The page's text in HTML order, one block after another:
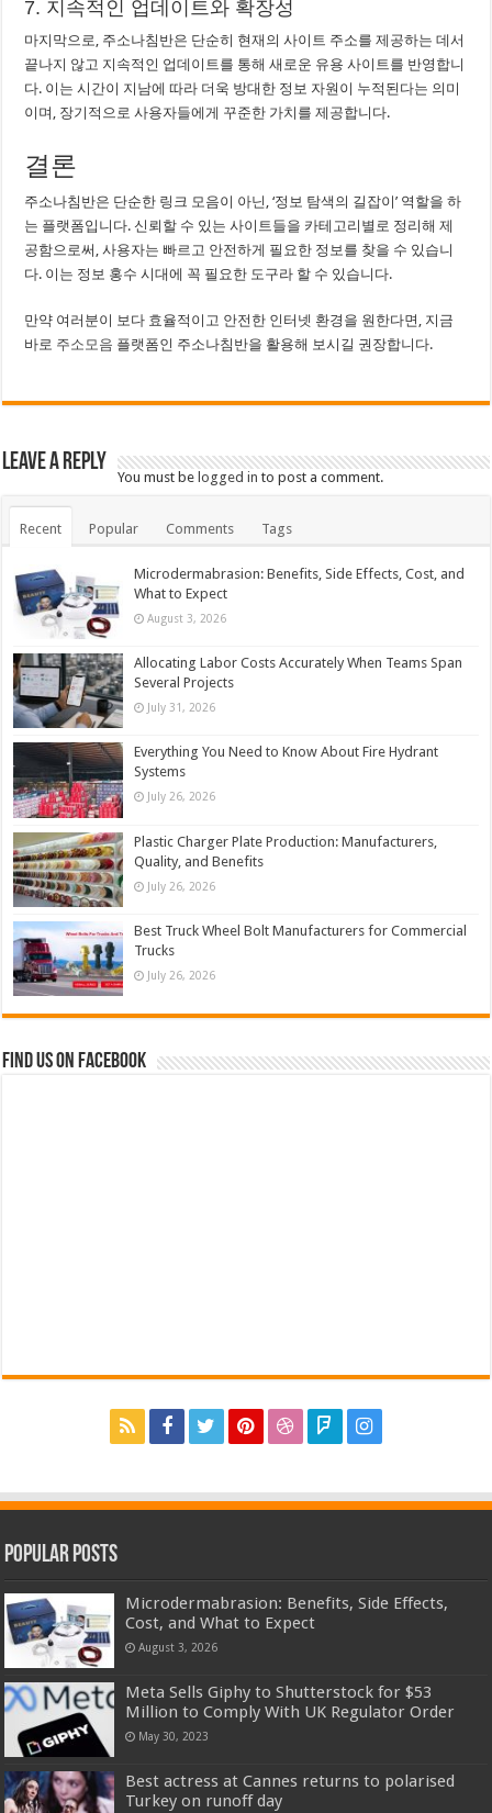
7. 지속적인 업데이트와 확장성
마지막으로, 주소나침반은 단순히 현재의 사이트 주소를 제공하는 데서
끝나지 않고 지속적인 업데이트를 통해 새로운 유용 사이트를 반영합니
다. 이는 시간이 지남에 따라 더욱 방대한 정보 자원이 누적된다는 의미
이며, 장기적으로 사용자들에게 꾸준한 가치를 제공합니다.
결론
주소나침반은 단순한 링크 모음이 아닌, ‘정보 탐색의 길잡이’ 역할을 하
는 플랫폼입니다. 신뢰할 수 있는 사이트들을 카테고리별로 정리해 제
공함으로써, 사용자는 빠르고 안전하게 필요한 정보를 찾을 수 있습니
다. 이는 정보 홍수 시대에 꼭 필요한 도구라 할 수 있습니다.
만약 여러분이 보다 효율적이고 안전한 인터넷 환경을 원한다면, 지금
바로 주소모음 플랫폼인 주소나침반을 활용해 보시길 권장합니다.
Leave a Reply
You must be logged in to post a comment.
Recent Popular Comments Tags
Microdermabrasion: Benefits, Side Effects, Cost, and
What to Expect
August 3, 2026
Allocating Labor Costs Accurately When Teams Span
Several Projects
July 31, 2026
Everything You Need to Know About Fire Hydrant
Systems
July 26, 2026
Plastic Charger Plate Production: Manufacturers,
Quality, and Benefits
July 26, 2026
Best Truck Wheel Bolt Manufacturers for Commercial
Trucks
July 26, 2026
Find us on Facebook
Popular Posts
Microdermabrasion: Benefits, Side Effects,
Cost, and What to Expect
August 3, 2026
Meta Sells Giphy to Shutterstock for $53
Million to Comply With UK Regulator Order
May 30, 2023
Best actress at Cannes returns to polarised
Turkey on runoff day